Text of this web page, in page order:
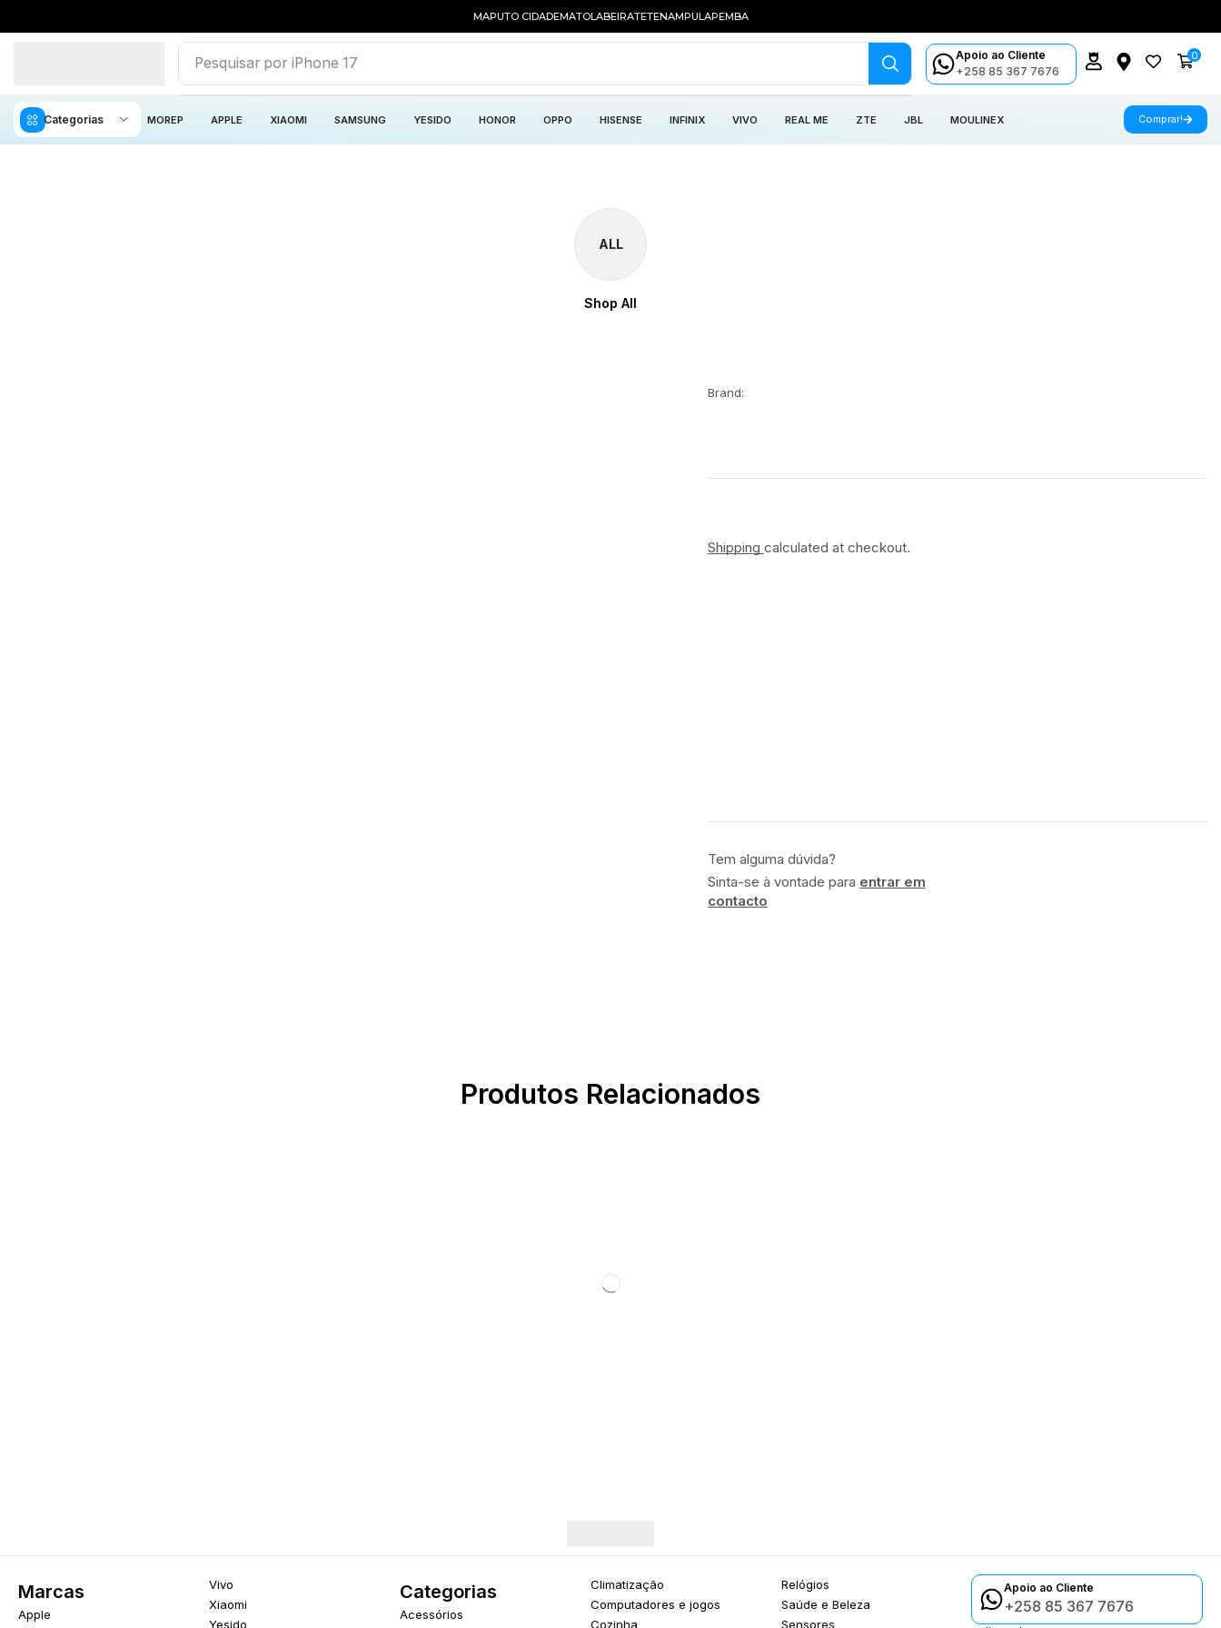
MAPUTO CIDADEMATOLABEIRATETENAMPULAPEMBA
Pesquisar por iPhone 17
Apoio ao Cliente
+258 85 367 7676
0
Categorias MOREP APPLE XIAOMI SAMSUNG YESIDO HONOR OPPO HISENSE INFINIX VIVO REAL ME ZTE JBL MOULINEX Comprar!
ALL
Shop All
Brand:
Shipping calculated at checkout.
Tem alguma dúvida?
Sinta-se à vontade para entrar em
contacto
Produtos Relacionados
Marcas
Apple
Vivo
Xiaomi
Yesido
Categorias
Acessórios
Climatização
Computadores e jogos
Cozinha
Relógios
Saúde e Beleza
Sensores
Apoio ao Cliente
+258 85 367 7676